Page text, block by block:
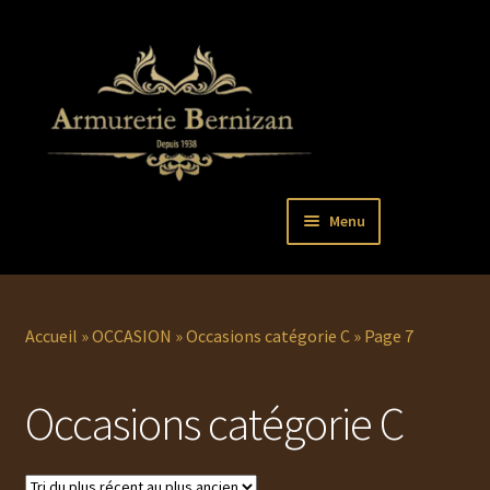
Menu
PISTOLETS
enfant
REVOLVERS
Ouvrir
enfant
le
menu
COUTELLERIE
Accueil »OCCASION »Occasions catégorie C» Page 7
Occasions catégorie C